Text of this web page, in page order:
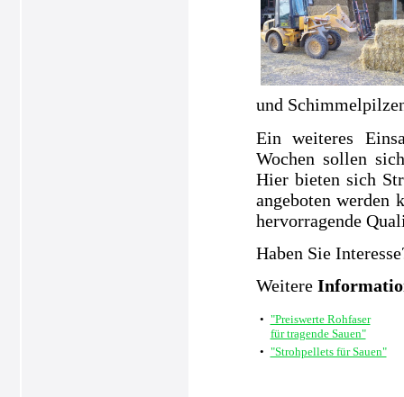
und
Ein weiteres
Wochen sollen
Hier bieten sich
angeboten werden
hervorragende
Haben Sie
Weitere
• "Preiswerte Rohfaser
für tragende Sauen"
• "Strohpellets für Sauen"